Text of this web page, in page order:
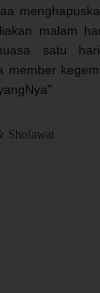
malam
satu
member
Sholawat